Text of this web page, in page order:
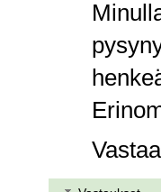
Vastaa